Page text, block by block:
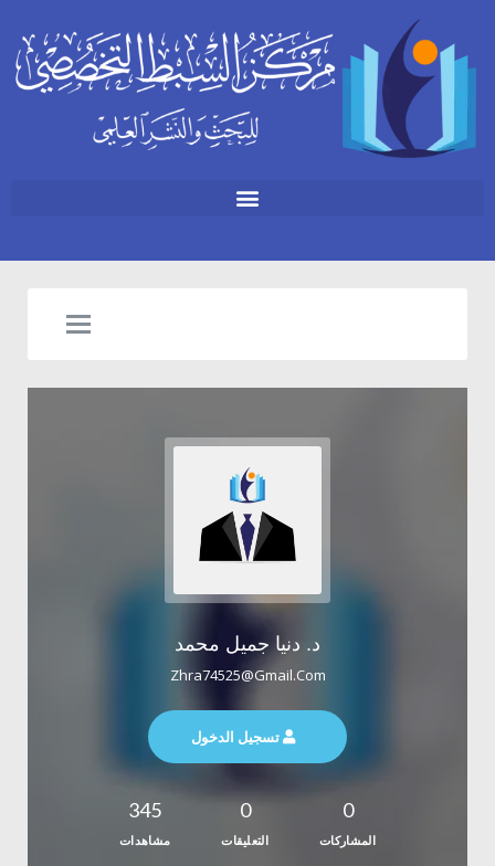
د. دنيا جميل محمد
Zhra74525@gmail.com
تسجيل الدخول
0
المشاركات
0
التعليقات
345
مشاهدات